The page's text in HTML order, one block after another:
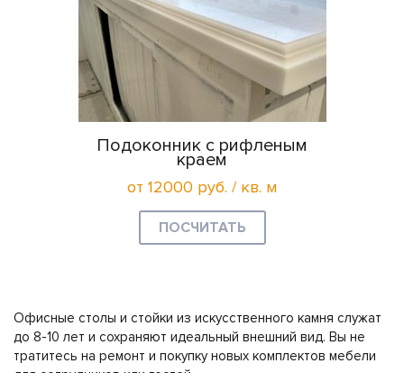
Подоконник с рифленым
краем
от 12000 руб. / кв. м
ПОСЧИТАТЬ
Офисные столы и стойки из искусственного камня служат
до 8-10 лет и сохраняют идеальный внешний вид. Вы не
тратитесь на ремонт и покупку новых комплектов мебели